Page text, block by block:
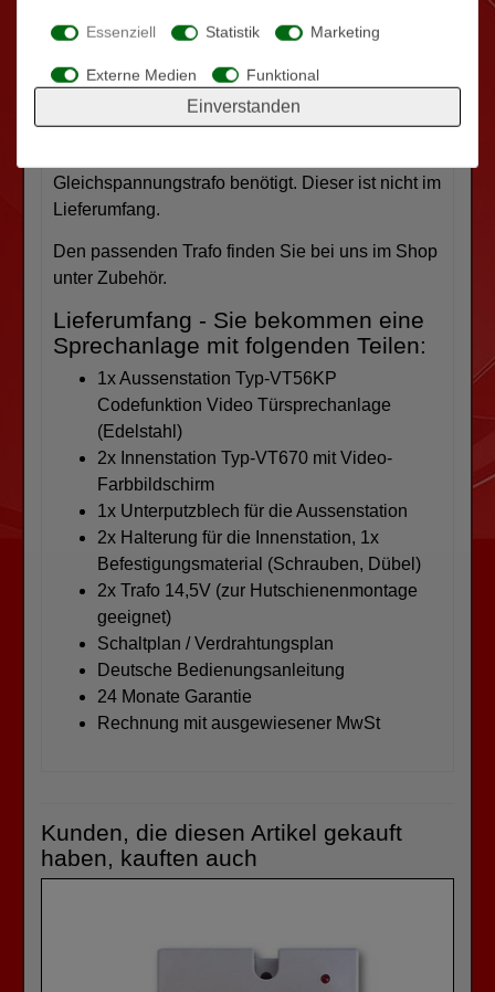
wird dann vom Trafo bis zum letzten Monitor in
Reihe durchgeschliffen.
Gleichspannungstrafo benötigt. Dieser ist nicht im
Lieferumfang.
Den passenden Trafo finden Sie bei uns im Shop
unter Zubehör.
Lieferumfang - Sie bekommen eine
Sprechanlage mit folgenden Teilen:
1x Aussenstation Typ-VT56KP
Codefunktion Video Türsprechanlage
(Edelstahl)
2x Innenstation Typ-VT670 mit Video-
Farbbildschirm
1x Unterputzblech für die Aussenstation
2x Halterung für die Innenstation, 1x
Befestigungsmaterial (Schrauben, Dübel)
2x Trafo 14,5V (zur Hutschienenmontage
geeignet)
Schaltplan / Verdrahtungsplan
Deutsche Bedienungsanleitung
24 Monate Garantie
Rechnung mit ausgewiesener MwSt
Kunden, die diesen Artikel gekauft
haben, kauften auch
Essenziell Statistik Marketing
Externe Medien Funktional
Einverstanden